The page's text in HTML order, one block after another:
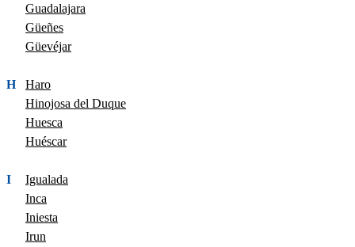
Guadalajara
Güeñes
Güevéjar
H
Haro
Hinojosa del Duque
Huesca
Huéscar
I
Igualada
Inca
Iniesta
Irun